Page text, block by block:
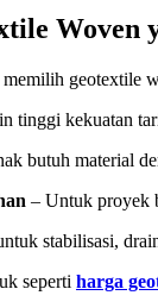
Woven
geotextile
tinggi kekuatan
butuh material
– Untuk proyek
stabilisasi,
seperti harga